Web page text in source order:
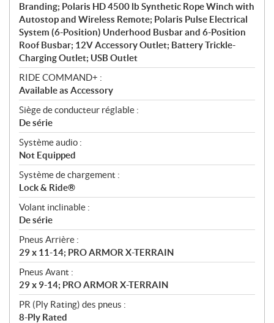
Branding; Polaris HD 4500 lb Synthetic Rope Winch with
Autostop and Wireless Remote; Polaris Pulse Electrical
System (6-Position) Underhood Busbar and 6-Position
Roof Busbar; 12V Accessory Outlet; Battery Trickle-
Charging Outlet; USB Outlet
RIDE COMMAND+ :
Available as Accessory
Siège de conducteur réglable :
De série
Système audio :
Not Equipped
Système de chargement :
Lock & Ride®
Volant inclinable :
De série
Pneus Arrière :
29 x 11-14; PRO ARMOR X-TERRAIN
Pneus Avant :
29 x 9-14; PRO ARMOR X-TERRAIN
PR (Ply Rating) des pneus :
8-Ply Rated